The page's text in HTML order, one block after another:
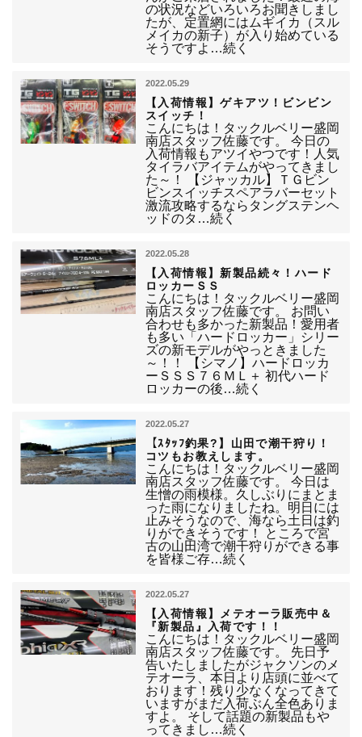
の状況などいろいろお聞きしまし
たが、定置網にはムギイカ（スル
メイカの新子）が入り始めている
そうですよ…続く
2022.05.29
【入荷情報】ゲキアツ！ビンビン
スイッチ！
こんにちは！タックルベリー盛岡
南店スタッフ佐藤です。 今日の
入荷情報もアツイやつです！人気
タイラバアイテムがやってきまし
た～！ 【ジャッカル】ＴＧビン
ビンスイッチスペアラバーセット
激流攻略するならタングステンヘ
ッドのタ…続く
2022.05.28
【入荷情報】新製品続々！ハード
ロッカーＳＳ
こんにちは！タックルベリー盛岡
南店スタッフ佐藤です。 お問い
合わせも多かった新製品！愛用者
も多い「ハードロッカー」シリー
ズの新モデルがやっときました
～！！ 【シマノ】ハードロッカ
ーＳＳＳ７６ＭＬ＋ 初代ハード
ロッカーの後…続く
2022.05.27
【ｽﾀｯﾌ釣果?】山田で潮干狩り！
コツもお教えします。
こんにちは！タックルベリー盛岡
南店スタッフ佐藤です。 今日は
生憎の雨模様。久しぶりにまとま
った雨になりましたね。明日には
止みそうなので、海なら土日は釣
りができそうです！ ところで宮
古の山田湾で潮干狩りができる事
を皆様ご存…続く
2022.05.27
【入荷情報】メテオーラ販売中＆
『新製品』入荷です！！
こんにちは！タックルベリー盛岡
南店スタッフ佐藤です。 先日予
告いたしましたがジャクソンのメ
テオーラ、本日より店頭に並べて
おります！残り少なくなってきて
いますがまだ入荷ぶん全色ありま
すよ。 そして話題の新製品もや
ってきまし…続く